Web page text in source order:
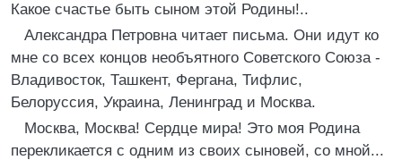
Какое счастье быть сыном этой Родины!..
Александра Петровна читает письма. Они идут ко
мне со всех концов необъятного Советского Союза -
Владивосток, Ташкент, Фергана, Тифлис,
Белоруссия, Украина, Ленинград и Москва.
Москва, Москва! Сердце мира! Это моя Родина
перекликается с одним из своих сыновей, со мной...